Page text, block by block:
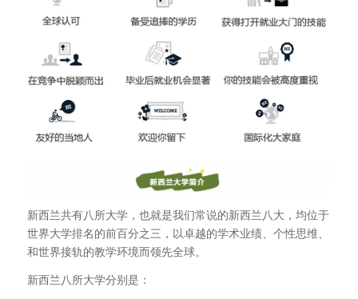
新西兰共有八所大学，也就是我们常说的新西兰八大，均位于
世界大学排名的前百分之三，以卓越的学术业绩、个性思维、
和世界接轨的教学环境而领先全球。
新西兰八所大学分别是：